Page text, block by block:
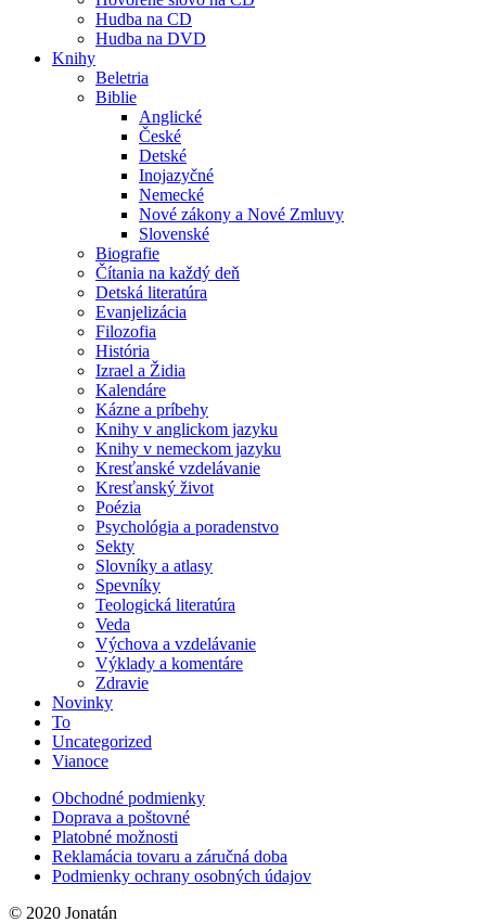
Hudba na CD
Hudba na DVD
Knihy
Beletria
Biblie
Anglické
České
Detské
Inojazyčné
Nemecké
Nové zákony a Nové Zmluvy
Slovenské
Biografie
Čítania na každý deň
Detská literatúra
Evanjelizácia
Filozofia
História
Izrael a Židia
Kalendáre
Kázne a príbehy
Knihy v anglickom jazyku
Knihy v nemeckom jazyku
Kresťanské vzdelávanie
Kresťanský život
Poézia
Psychológia a poradenstvo
Sekty
Slovníky a atlasy
Spevníky
Teologická literatúra
Veda
Výchova a vzdelávanie
Výklady a komentáre
Zdravie
Novinky
To
Uncategorized
Vianoce
Obchodné podmienky
Doprava a poštovné
Platobné možnosti
Reklamácia tovaru a záručná doba
Podmienky ochrany osobných údajov
© 2020 Jonatán